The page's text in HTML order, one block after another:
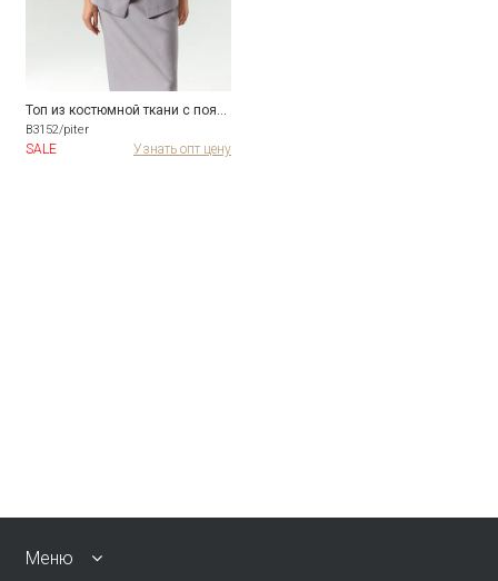
Топ из костюмной ткани с поясом
B3152/piter
SALE Узнать опт цену
Меню